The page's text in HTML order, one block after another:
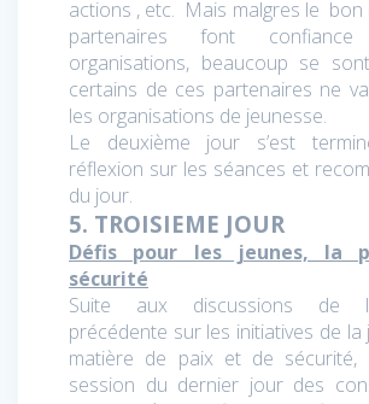
actions , etc. Mais malgres le bon
partenaires font
organisations, beaucoup se
certains de ces partenaires ne
les organisations de jeunesse.
Le deuxième jour s’est
réflexion sur les séances et
du jour.
5. TROISIEME JOUR
Défis pour les jeunes, la
sécurité
Suite aux discussions de
précédente sur les initiatives de la
matière de paix et de sécurité,
session du dernier jour des